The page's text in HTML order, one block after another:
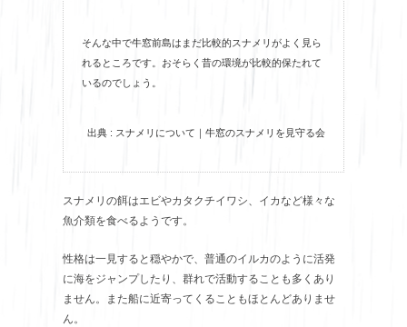
そんな中で牛窓前島はまだ比較的スナメリがよく見ら
れるところです。おそらく昔の環境が比較的保たれて
いるのでしょう。
出典 : スナメリについて｜牛窓のスナメリを見守る会
スナメリの餌はエビやカタクチイワシ、イカなど様々な
魚介類を食べるようです。
性格は一見すると穏やかで、普通のイルカのように活発
に海をジャンプしたり、群れで活動することも多くあり
ません。また船に近寄ってくることもほとんどありませ
ん。